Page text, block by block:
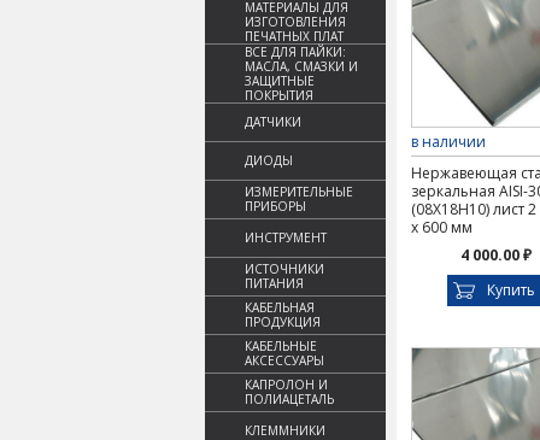
МАТЕРИАЛЫ ДЛЯ
ИЗГОТОВЛЕНИЯ
ПЕЧАТНЫХ ПЛАТ
ВСЕ ДЛЯ ПАЙКИ:
МАСЛА, СМАЗКИ И
ЗАЩИТНЫЕ
ПОКРЫТИЯ
ДАТЧИКИ
ДИОДЫ
ИЗМЕРИТЕЛЬНЫЕ
ПРИБОРЫ
ИНСТРУМЕНТ
ИСТОЧНИКИ
ПИТАНИЯ
КАБЕЛЬНАЯ
ПРОДУКЦИЯ
КАБЕЛЬНЫЕ
АКСЕССУАРЫ
КАПРОЛОН И
ПОЛИАЦЕТАЛЬ
КЛЕММНИКИ
в наличии
Нержавеющая
зеркальная AISI-
(08Х18Н10) лист 2
х 600 мм
4 000.00 ₽
Купить